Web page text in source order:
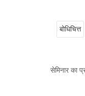
बोधिचित्त
सेमिनार का